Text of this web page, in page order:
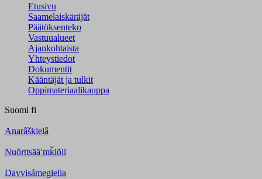
Etusivu
Saamelaiskäräjät
Päätöksenteko
Vastuualueet
Ajankohtaista
Yhteystiedot
Dokumentit
Kääntäjät ja tulkit
Oppimateriaalikauppa
Suomi fi
Anarâškielâ
Nuõrttsääʹmǩiõll
Davvisámegiella